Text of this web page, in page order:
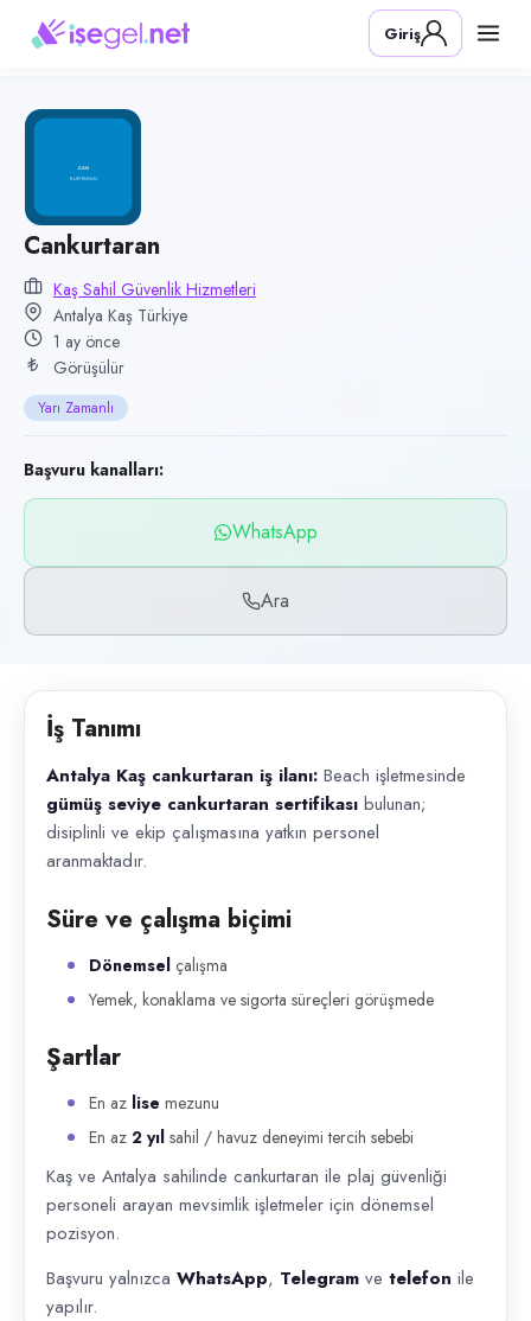
Pozisyon
Cankurtaran
Kaş Sahil Güvenlik Hizmetleri
Konum
Kaş, Antalya
Çalışma şekli
Yarı Zamanlı
Yayın tarihi
6 Temmuz 2026
Son geçerlilik
4 Ekim 2026
WhatsApp, Telefon
İlan açıklaması
Giriş
Cankurtaran
Kaş Sahil Güvenlik Hizmetleri
Antalya Kaş Türkiye
1 ay önce
Görüşülür
Yarı Zamanlı
Başvuru kanalları:
WhatsApp
Ara
İş Tanımı
Antalya Kaş cankurtaran iş ilanı: Beach işletmesinde
gümüş seviye cankurtaran sertifikası bulunan;
disiplinli ve ekip çalışmasına yatkın personel
aranmaktadır.
Süre ve çalışma biçimi
Dönemsel çalışma
Yemek, konaklama ve sigorta süreçleri görüşmede
Şartlar
En az lise mezunu
En az 2 yıl sahil / havuz deneyimi tercih sebebi
Kaş ve Antalya sahilinde cankurtaran ile plaj güvenliği
personeli arayan mevsimlik işletmeler için dönemsel
pozisyon.
Başvuru yalnızca WhatsApp, Telegram ve telefon ile
yapılır.